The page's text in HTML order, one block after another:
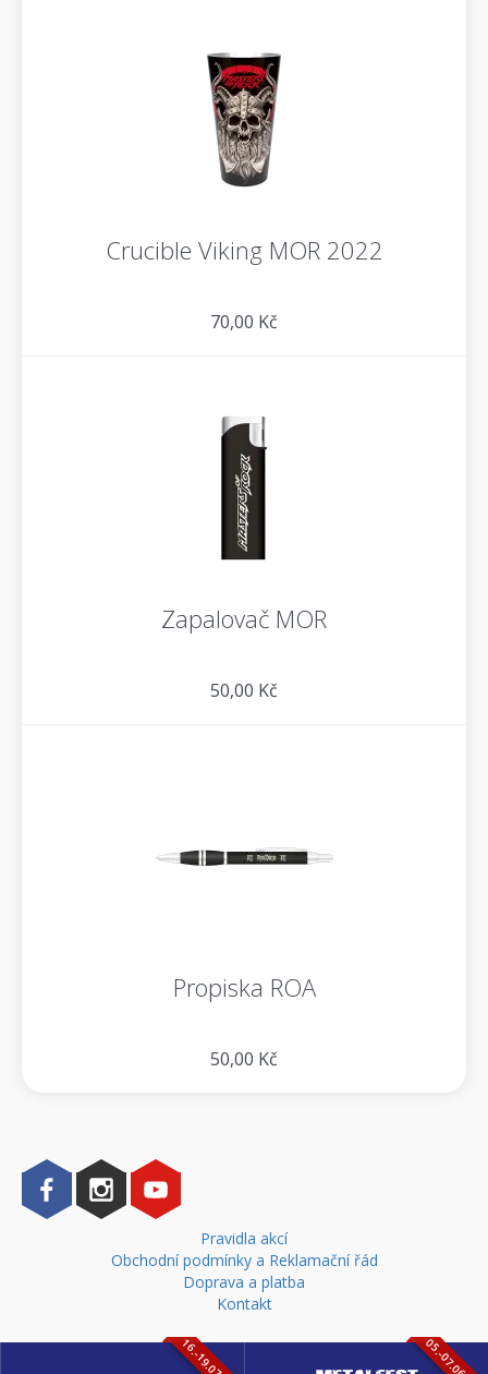
Crucible Viking MOR 2022
70,00 Kč
Zapalovač MOR
50,00 Kč
Propiska ROA
50,00 Kč
Pravidla akcí
Obchodní podmínky a Reklamační řád
Doprava a platba
Kontakt